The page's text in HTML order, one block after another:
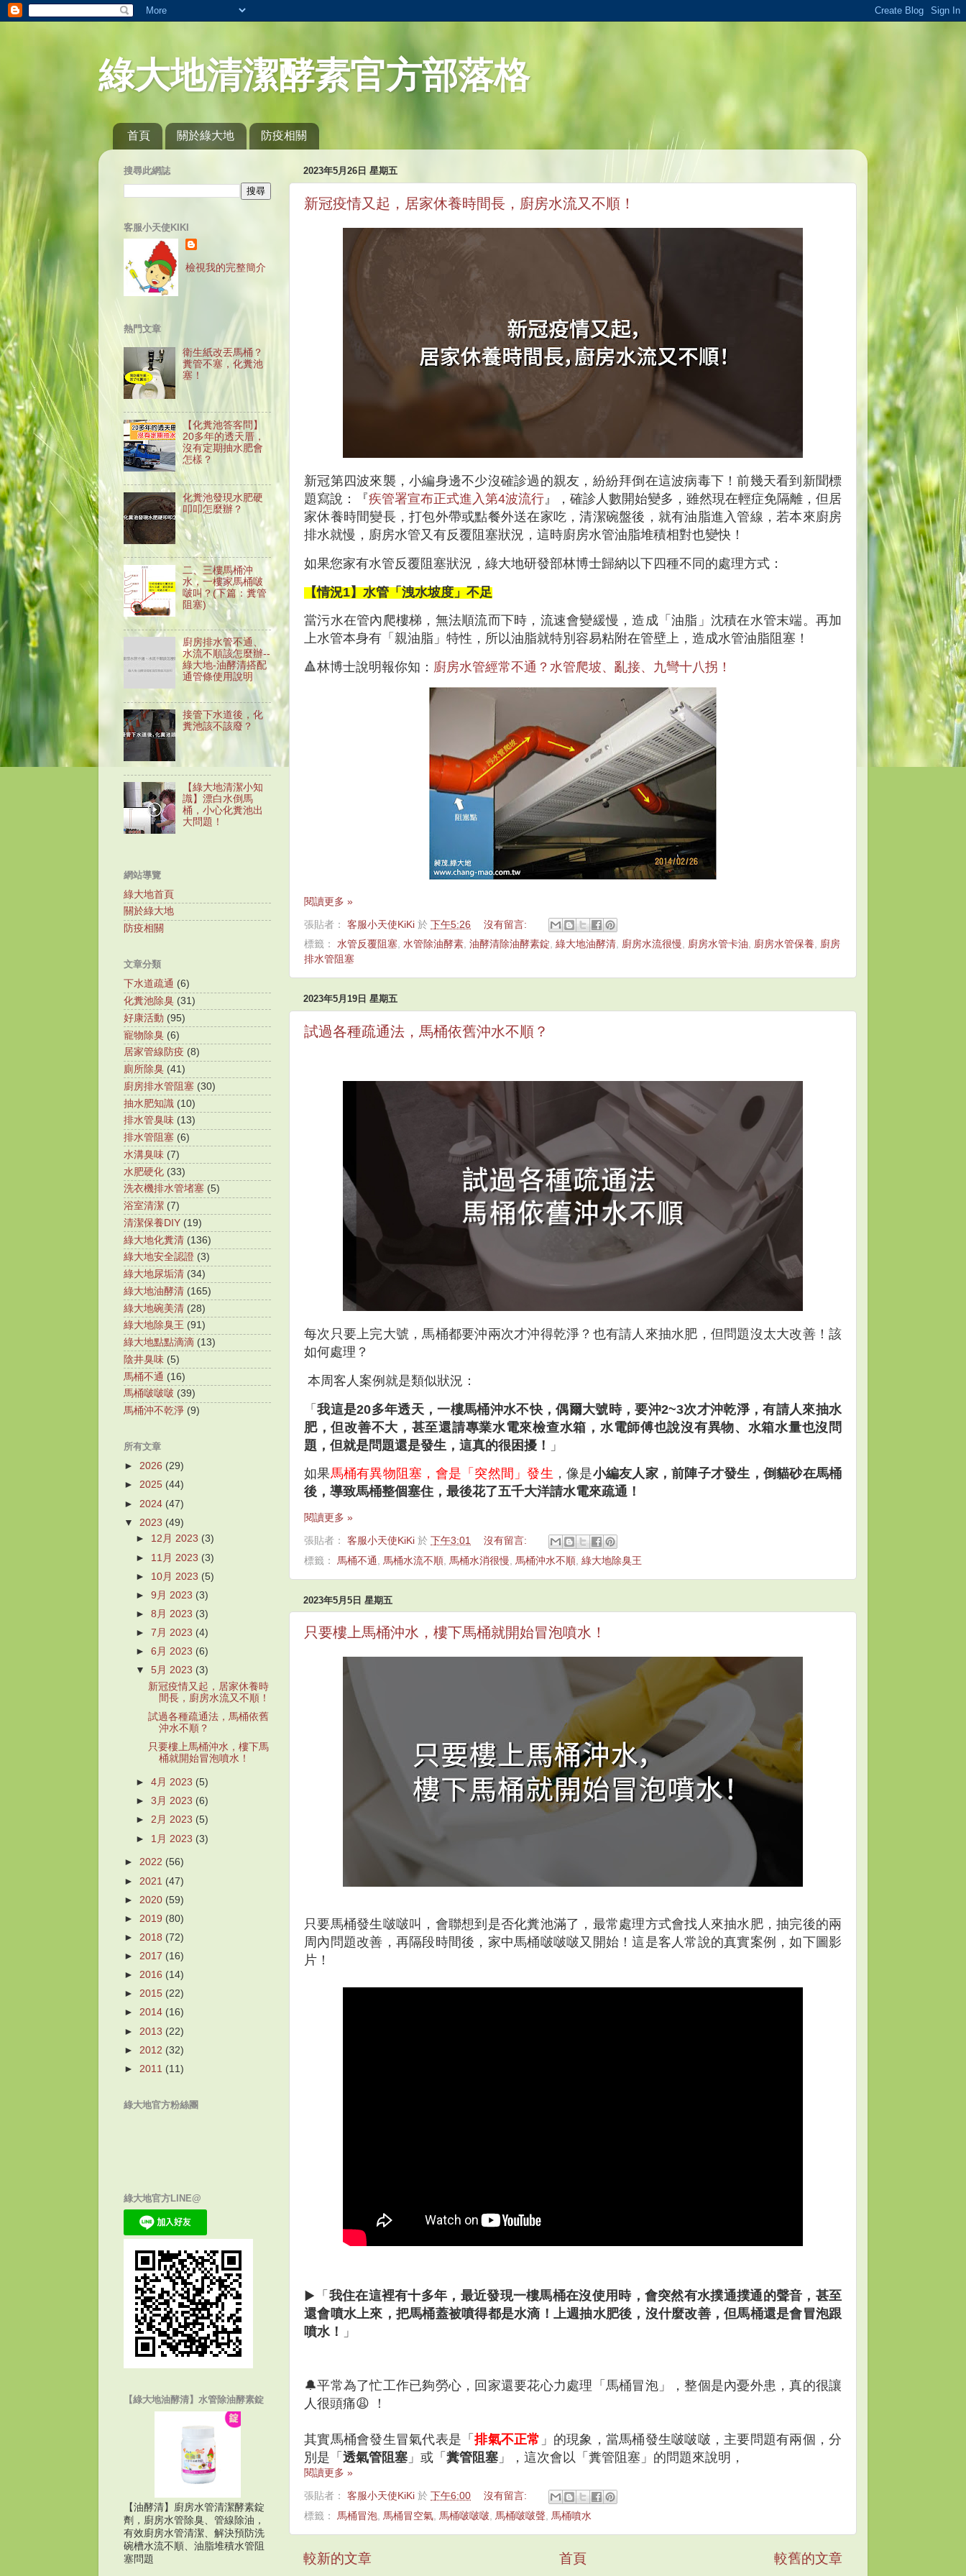
綠大地清潔酵素官方部落格
首頁 關於綠大地 防疫相關
2023年5月26日 星期五
新冠疫情又起，居家休養時間長，廚房水流又不順！
新冠第四波來襲，小編身邊不少沒確診過的親友，紛紛拜倒在這波病毒下！前幾天看到新聞標
題寫說：『疾管署宣布正式進入第4波流行 』，確診人數開始變多，雖然現在輕症免隔離，但居
家休養時間變長，打包外帶或點餐外送在家吃，清潔碗盤後，就有油脂進入管線，若本來廚房
排水就慢，廚房水管又有反覆阻塞狀況，這時廚房水管油脂堆積相對也變快！
如果您家有水管反覆阻塞狀況，綠大地研發部林博士歸納以下四種不同的處理方式：
【情況1】水管「洩水坡度」不足
當污水在管內爬樓梯，無法順流而下時，流速會變緩慢，造成「油脂」沈積在水管末端。再加
上水管本身有「親油脂」特性，所以油脂就特別容易粘附在管壁上，造成水管油脂阻塞！
🔺林博士說明報你知： 廚房水管經常不通？水管爬坡、亂接、九彎十八拐！
閱讀更多 »
張貼者： 客服小天使KiKi 於 下午5:26
沒有留言:
標籤： 水管反覆阻塞, 水管除油酵素, 油酵清除油酵素錠, 綠大地油酵清, 廚房水流很慢, 廚房水管卡油, 廚房水管保養, 廚房
排水管阻塞
2023年5月19日 星期五
試過各種疏通法，馬桶依舊沖水不順？
每次只要上完大號，馬桶都要沖兩次才沖得乾淨？也有請人來抽水肥，但問題沒太大改善！該
如何處理？
本周客人案例就是類似狀況：
「我這是20多年透天，一樓馬桶沖水不快，偶爾大號時，要沖2~3次才沖乾淨，有請人來抽水
肥，但改善不大，甚至還請專業水電來檢查水箱，水電師傅也說沒有異物、水箱水量也沒問
題，但就是問題還是發生，這真的很困擾！
」
如果馬桶有異物阻塞，會是「突然間」發生 ，像是小編友人家，前陣子才發生，倒貓砂在馬桶
後，導致馬桶整個塞住，最後花了五千大洋請水電來疏通！
閱讀更多 »
張貼者： 客服小天使KiKi 於 下午3:01
沒有留言:
標籤： 馬桶不通 馬桶水流不順 馬桶水消很慢 馬桶沖水不順 綠大地除臭王
2023年5月5日 星期五
只要樓上馬桶沖水，樓下馬桶就開始冒泡噴水！
只要馬桶發生啵啵叫，會聯想到是否化糞池滿了，最常處理方式會找人來抽水肥，抽完後的兩
周內問題改善，再隔段時間後，家中馬桶啵啵啵又開始！這是客人常說的真實案例，如下圖影
片！
▶「 我住在這裡有十多年，最近發現一樓馬桶在沒使用時，會突然有水撲通撲通的聲音，甚至
還會噴水上來，把馬桶蓋被噴得都是水滴！上週抽水肥後，沒什麼改善，但馬桶還是會冒泡跟
噴水！
」
🔔平常為了忙工作已夠勞心，回家還要花心力處理「馬桶冒泡」，整個是內憂外患，真的很讓
人很頭痛😩 ！
其實馬桶會發生冒氣代表是「排氣不正常 」的現象，當馬桶發生啵啵啵，主要問題有兩個，分
別是「 透氣管阻塞 」或「 糞管阻塞 」，這次會以「糞管阻塞」的問題來說明，
閱讀更多 »
張貼者： 客服小天使KiKi 於 下午6:00
沒有留言:
標籤： 馬桶冒泡 馬桶冒空氣 馬桶啵啵啵 馬桶啵啵聲 馬桶噴水
較新的文章 較舊的文章
首頁
搜尋此網誌
客服小天使KIKI
檢視我的完整簡介
熱門文章
衛生紙改丟馬桶？
糞管不塞，化糞池
塞！
【化糞池答客問】
20多年的透天厝，
沒有定期抽水肥會
怎樣？
化糞池發現水肥硬
叩叩怎麼辦？
二、三樓馬桶沖
水，一樓家馬桶啵
啵叫？(下篇：糞管
阻塞)
廚房排水管不通、
水流不順該怎麼辦--
綠大地-油酵清搭配
通管條使用說明
接管下水道後，化
糞池該不該廢？
【綠大地清潔小知
識】漂白水倒馬
桶，小心化糞池出
大問題！
網站導覽
綠大地首頁
關於綠大地
防疫相關
文章分類
下水道疏通 (6)
化糞池除臭 (31)
好康活動 (95)
寵物除臭 (6)
居家管線防疫 (8)
廁所除臭 (41)
廚房排水管阻塞 (30)
抽水肥知識 (10)
排水管臭味 (13)
排水管阻塞 (6)
水溝臭味 (7)
水肥硬化 (33)
洗衣機排水管堵塞 (5)
浴室清潔 (7)
清潔保養DIY (19)
綠大地化糞清 (136)
綠大地安全認證 (3)
綠大地尿垢清 (34)
綠大地油酵清 (165)
綠大地碗美清 (28)
綠大地除臭王 (91)
綠大地點點滴滴 (13)
陰井臭味 (5)
馬桶不通 (16)
馬桶啵啵啵 (39)
馬桶沖不乾淨 (9)
所有文章
► 2026 (29)
► 2025 (44)
► 2024 (47)
▼ 2023 (49)
► 12月 2023 (3)
► 11月 2023 (3)
► 10月 2023 (5)
►9月 2023 (3)
►8月 2023 (3)
►7月 2023 (4)
►6月 2023 (6)
▼5月 2023 (3)
新冠疫情又起，居家休養時
間長，廚房水流又不順！
試過各種疏通法，馬桶依舊
沖水不順？
只要樓上馬桶沖水，樓下馬
桶就開始冒泡噴水！
►4月 2023 (5)
►3月 2023 (6)
►2月 2023 (5)
► 1月 2023 (3)
► 2022 (56)
► 2021 (47)
► 2020 (59)
► 2019 (80)
► 2018 (72)
► 2017 (16)
► 2016 (14)
► 2015 (22)
► 2014 (16)
► 2013 (22)
► 2012 (32)
► 2011 (11)
綠大地官方粉絲團
綠大地官方LINE@
【綠大地油酵清】水管除油酵素錠
【油酵清】廚房水管清潔酵素錠
劑，廚房水管除臭、管線除油，
有效廚房水管清潔、解決預防洗
碗槽水流不順、油脂堆積水管阻
塞問題